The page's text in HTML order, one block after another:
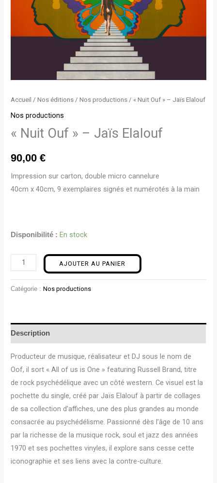
Accueil /Nos éditions /Nos productions / « Nuit Ouf » – Jaïs Elalouf
Nos productions
« Nuit Ouf » – Jaïs Elalouf
90,00€
Impression sur carton, double micro cannelure
40cm x 40cm, 9 exemplaires signés et numérotés à la main
Disponibilité : En stock
AJOUTER AU PANIER
Catégorie :Nos productions
Description
Producteur de musique, réalisateur et DJ sous le nom de
Oof, il sort « All of us is One » featuring Russell Brand, titre
de rock psychédélique avec un côté western. Ce visuel est la
pochette du single, créé par Jaïs Elalouf à partir de collages
de sa collection d’affiches, une des plus grandes au monde
consacrée au psychédélisme. Passionné dès l’âge de 10 ans
par la richesse de la musique rock, soul et jazz des années
1970 et ses pochettes vinyles, il explore sans cesse cette
iconographie et ses liens avec la contre-culture.